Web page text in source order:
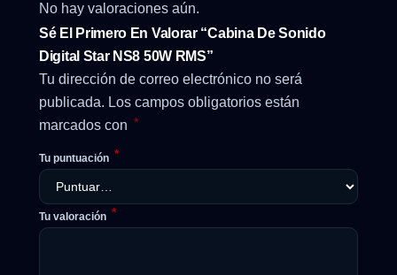
No hay valoraciones aún.
Sé El Primero En Valorar “Cabina De Sonido
Digital Star NS8 50W RMS”
Tu dirección de correo electrónico no será
publicada. Los campos obligatorios están
marcados con *
Tu puntuación *
Tu valoración *